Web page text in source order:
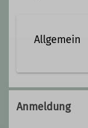
Allgemein
Anmeldung